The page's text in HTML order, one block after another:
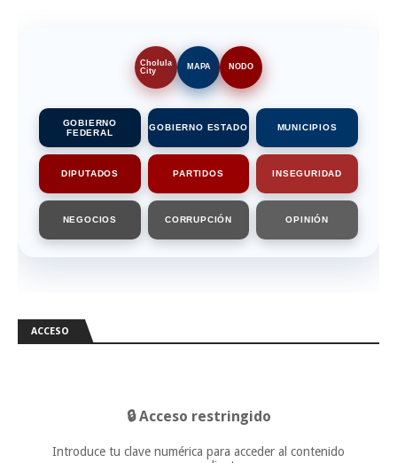
Cholula
City
MAPA NODO
GOBIERNO
FEDERAL
GOBIERNO ESTADO MUNICIPIOS
DIPUTADOS PARTIDOS INSEGURIDAD
NEGOCIOS CORRUPCIÓN OPINIÓN
ACCESO
🔒 Acceso restringido
Introduce tu clave numérica para acceder al contenido